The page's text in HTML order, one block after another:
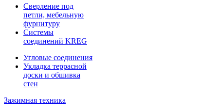
Сверление под
петли, мебельную
фурнитуру
Системы
соединений KREG
Угловые соединения
Укладка террасной
доски и обшивка
стен
Зажимная техника